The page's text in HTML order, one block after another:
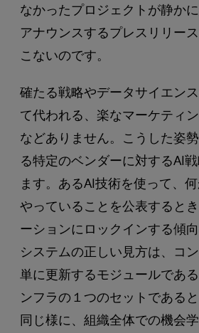
なかったプロジェクトが静か
アナウンスするプレスリリー
こないのです。
確たる戦略やデータサイエン
て代われる、楽なマーケティ
などありません。こうした姿
る特定のベンダーに対するAI
ます。あるAI技術を使って、
やっていることを公表すると
ーションにロックインする傾
システムの正しい見方は、コ
単に更新するモジュールであ
ンフラの１つのセットであると
同じ様に、組織全体での機会